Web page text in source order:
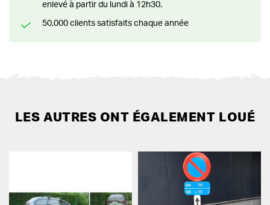
enlevé à partir du lundi à 12h30.
50.000 clients satisfaits chaque année
LES AUTRES ONT ÉGALEMENT LOUÉ